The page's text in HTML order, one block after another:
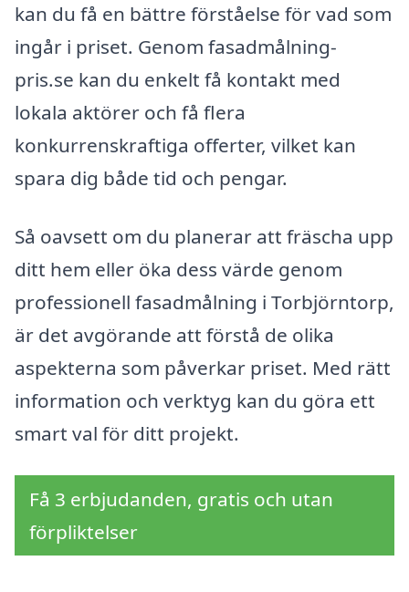
kan du få en bättre förståelse för vad som
ingår i priset. Genom fasadmålning-
pris.se kan du enkelt få kontakt med
lokala aktörer och få flera
konkurrenskraftiga offerter, vilket kan
spara dig både tid och pengar.
Så oavsett om du planerar att fräscha upp
ditt hem eller öka dess värde genom
professionell fasadmålning i Torbjörntorp,
är det avgörande att förstå de olika
aspekterna som påverkar priset. Med rätt
information och verktyg kan du göra ett
smart val för ditt projekt.
Få 3 erbjudanden, gratis och utan
förpliktelser